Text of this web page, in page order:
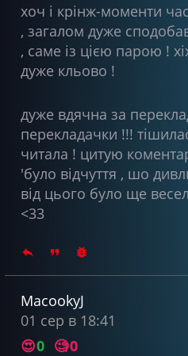
хоч і крінж-моменти
, загалом дуже
, саме із цією парою !
дуже кльово !
дуже вдячна за
перекладачки !!!
читала ! цитую
'було відчуття , шо
від цього було ще
<33
MacookyJ
01 сер в 18:41
😍0 🧐0